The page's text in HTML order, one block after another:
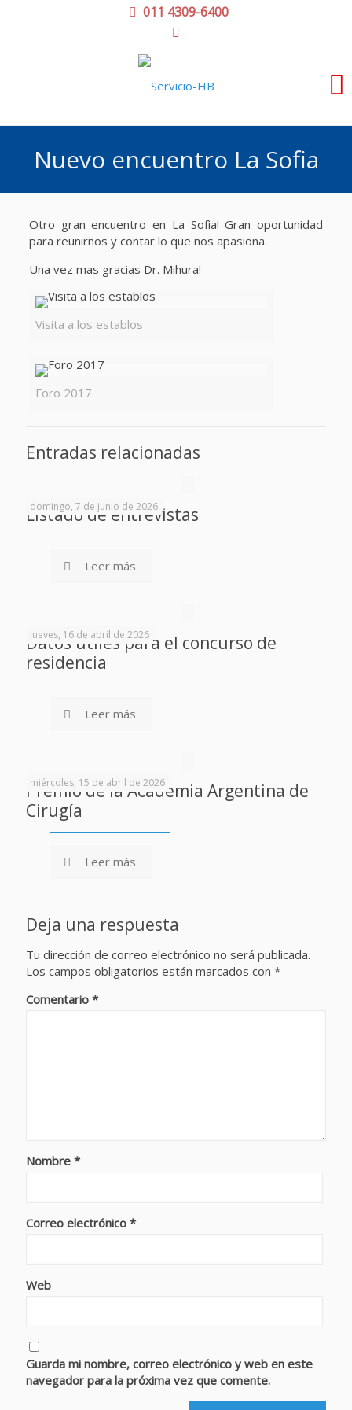
011 4309-6400
Nuevo encuentro La Sofia
Otro gran encuentro en La Sofìa! Gran oportunidad
para reunirnos y contar lo que nos apasiona.
Una vez mas gracias Dr. Mihura!
Visita a los establos
Foro 2017
Entradas relacionadas
domingo, 7 de junio de 2026
Listado de entrevistas
Leer más
jueves, 16 de abril de 2026
Datos útiles para el concurso de
residencia
Leer más
miércoles, 15 de abril de 2026
Premio de la Academia Argentina de
Cirugía
Leer más
Deja una respuesta
Tu dirección de correo electrónico no será publicada.
Los campos obligatorios están marcados con *
Comentario *
Nombre *
Correo electrónico *
Web
Guarda mi nombre, correo electrónico y web en este
navegador para la próxima vez que comente.